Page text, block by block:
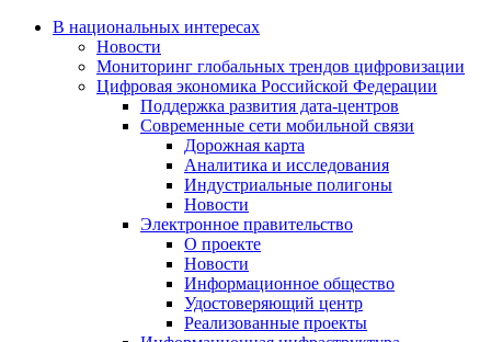
В национальных интересах
Новости
Мониторинг глобальных трендов цифровизации
Цифровая экономика Российской Федерации
Поддержка развития дата-центров
Современные сети мобильной связи
Дорожная карта
Аналитика и исследования
Индустриальные полигоны
Новости
Электронное правительство
О проекте
Новости
Информационное общество
Удостоверяющий центр
Реализованные проекты